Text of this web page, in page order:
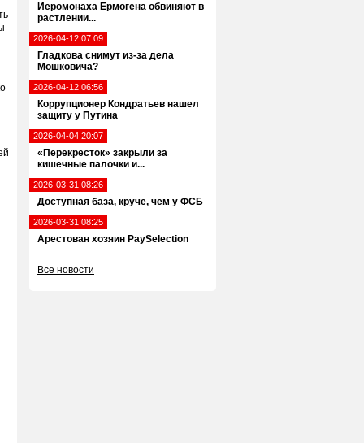
Иеромонаха Ермогена обвиняют в
растлении...
2026-04-12 07:09
Гладкова снимут из-за дела
Мошковича?
2026-04-12 06:56
Коррупционер Кондратьев нашел
защиту у Путина
2026-04-04 20:07
«Перекресток» закрыли за
кишечные палочки и...
2026-03-31 08:26
Доступная база, круче, чем у ФСБ
2026-03-31 08:25
Арестован хозяин PaySelection
Все новости